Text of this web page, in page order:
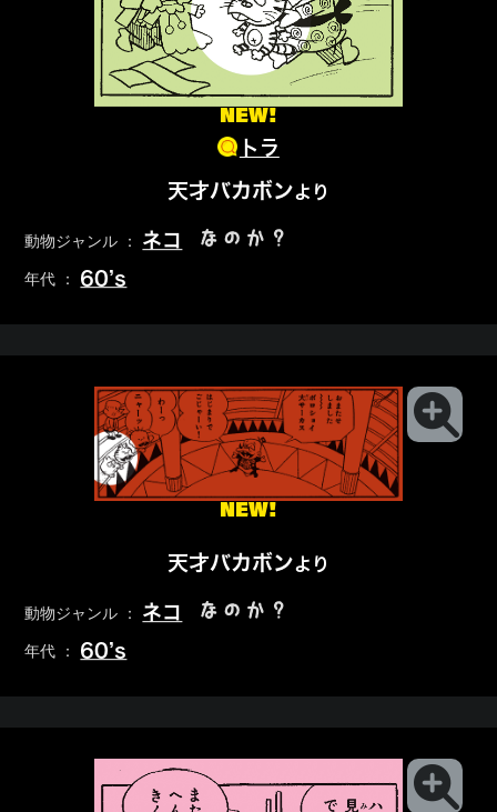
NEW!
トラ
天才バカボンより
動物ジャンル ： ネコ なのか？
年代 ： 60’s
NEW!
天才バカボンより
動物ジャンル ： ネコ なのか？
年代 ： 60’s